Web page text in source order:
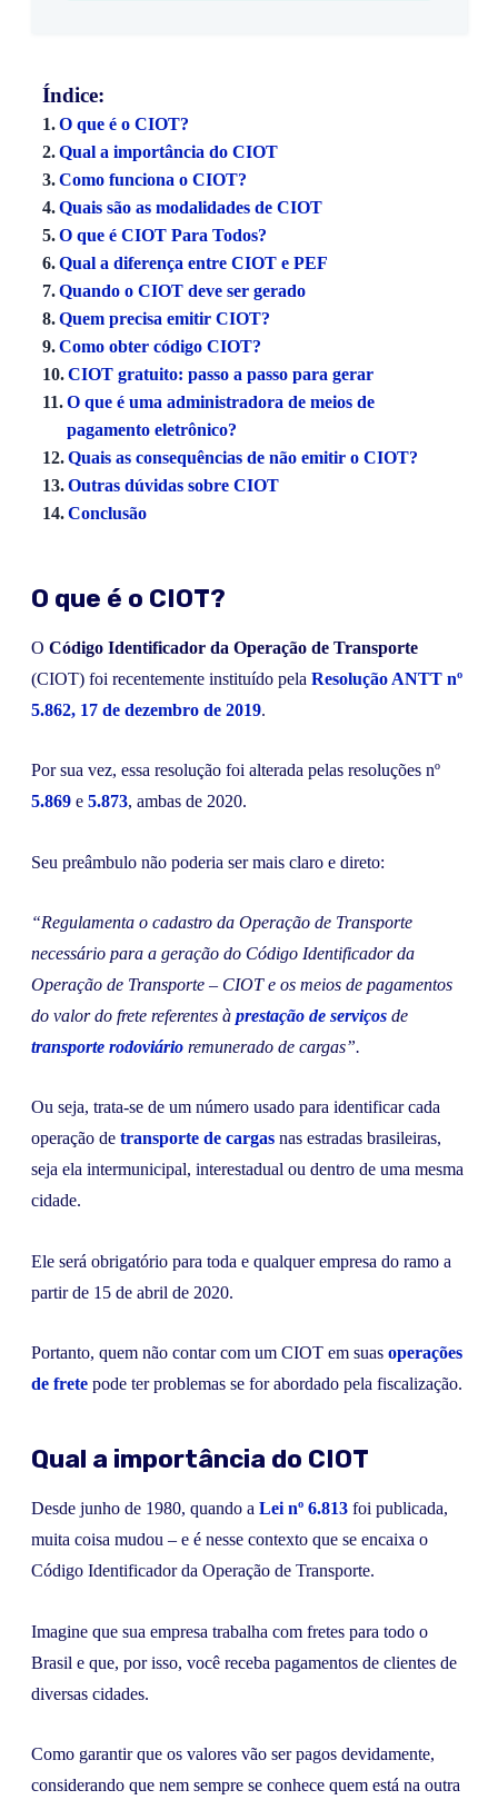
Índice:
O que é o CIOT?
Qual a importância do CIOT
Como funciona o CIOT?
Quais são as modalidades de CIOT
O que é CIOT Para Todos?
Qual a diferença entre CIOT e PEF
Quando o CIOT deve ser gerado
Quem precisa emitir CIOT?
Como obter código CIOT?
CIOT gratuito: passo a passo para gerar
O que é uma administradora de meios de
pagamento eletrônico?
Quais as consequências de não emitir o CIOT?
Outras dúvidas sobre CIOT
Conclusão
O que é o CIOT?
O Código Identificador da Operação de Transporte
(CIOT) foi recentemente instituído pela Resolução ANTT nº
5.862, 17 de dezembro de 2019.
Por sua vez, essa resolução foi alterada pelas resoluções nº
5.869 e 5.873, ambas de 2020.
Seu preâmbulo não poderia ser mais claro e direto:
“Regulamenta o cadastro da Operação de Transporte
necessário para a geração do Código Identificador da
Operação de Transporte – CIOT e os meios de pagamentos
do valor do frete referentes à prestação de serviços de
transporte rodoviário remunerado de cargas”.
Ou seja, trata-se de um número usado para identificar cada
operação de transporte de cargas nas estradas brasileiras,
seja ela intermunicipal, interestadual ou dentro de uma mesma
cidade.
Ele será obrigatório para toda e qualquer empresa do ramo a
partir de 15 de abril de 2020.
Portanto, quem não contar com um CIOT em suas operações
de frete pode ter problemas se for abordado pela fiscalização.
Qual a importância do CIOT
Desde junho de 1980, quando a Lei nº 6.813 foi publicada,
muita coisa mudou – e é nesse contexto que se encaixa o
Código Identificador da Operação de Transporte.
Imagine que sua empresa trabalha com fretes para todo o
Brasil e que, por isso, você receba pagamentos de clientes de
diversas cidades.
Como garantir que os valores vão ser pagos devidamente,
considerando que nem sempre se conhece quem está na outra